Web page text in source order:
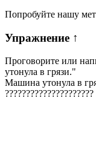
Попробуйте нашу
Упражнение ↑
Проговорите или
утонулa в грязи."
Машина утонулa в
?????????????????????